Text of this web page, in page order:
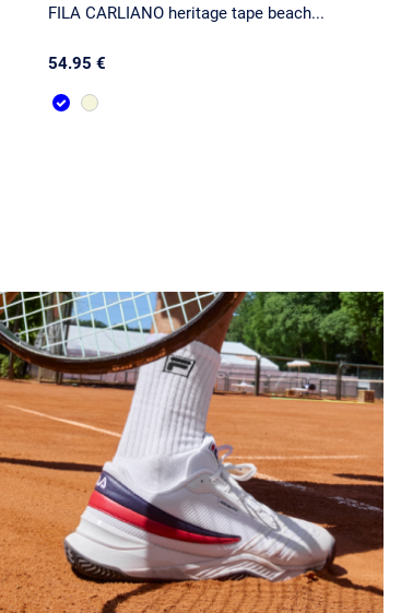
FILA CARLIANO heritage tape beach...
54.95 €